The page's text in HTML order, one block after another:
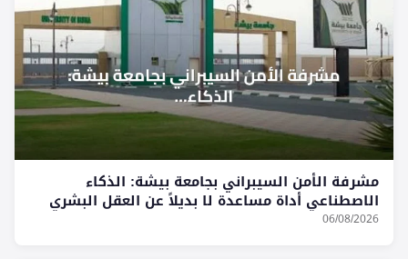
مشرفة الأمن السيبراني بجامعة بيشة: الذكاء
الاصطناعي أداة مساعدة لا بديلاً عن العقل البشري
06/08/2026